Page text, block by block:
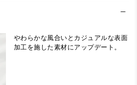
やわらかな風合いとカジュアルな表面
加工を施した素材にアップデート。